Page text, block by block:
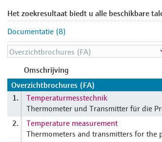
Het zoekresultaat biedt u alle beschikbare
Documentatie (8)
Omschrijving
Overzichtbrochures (FA)
1.
Temperaturmesstechnik
Thermometer und Transmitter für die
2.
Temperature measurement
Thermometers and transmitters for the